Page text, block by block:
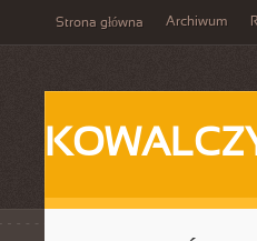
Strona główna Archiwum